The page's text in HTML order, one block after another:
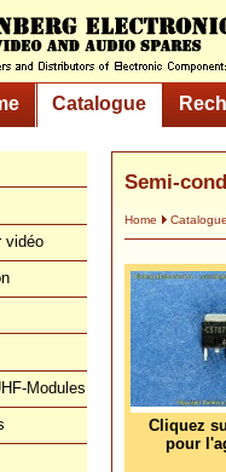
Catalogue
vidéo
Modules
Semi-
Home Catalogue
Cliquez
pour